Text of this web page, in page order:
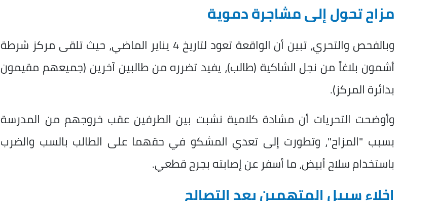
مزاح تحول إلى مشاجرة دموية
وبالفحص والتحري، تبين أن الواقعة تعود لتاريخ 4 يناير الماضي، حيث تلقى مركز شرطة
أشمون بلاغاً من نجل الشاكية (طالب)، يفيد تضرره من طالبين آخرين (جميعهم مقيمون
بدائرة المركز).
وأوضحت التحريات أن مشادة كلامية نشبت بين الطرفين عقب خروجهم من المدرسة
بسبب "المزاح"، وتطورت إلى تعدي المشكو في حقهما على الطالب بالسب والضرب
باستخدام سلاح أبيض، ما أسفر عن إصابته بجرح قطعي.
إخلاء سبيل المتهمين بعد التصالح